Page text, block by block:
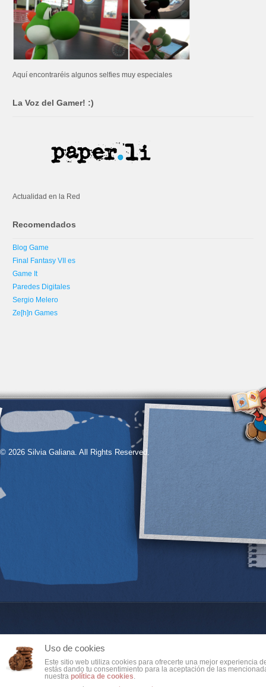
Aquí encontraréis algunos selfies muy especiales
La Voz del Gamer! :)
Actualidad en la Red
Recomendados
Blog Game
Final Fantasy VII es
Game It
Paredes Digitales
Sergio Melero
Ze[h]n Games
© 2026 Silvia Galiana. All Rights Reserved.
Uso de cookies
Este sitio web utiliza cookies para ofrecerte una mejor experiencia
estás dando tu consentimiento para la aceptación de las
nuestra política de cookies.